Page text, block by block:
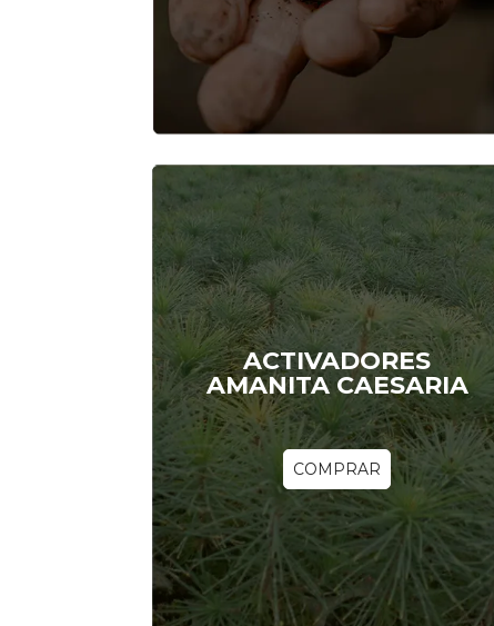
ACTIVADORES
AMANITA CAESARIA
COMPRAR